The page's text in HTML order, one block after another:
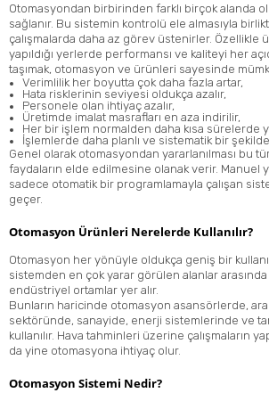
Otomasyondan birbirinden farklı birçok alanda
sağlanır. Bu sistemin kontrolü ele almasıyla
çalışmalarda daha az görev üstenirler. Özellikle
yapıldığı yerlerde performansı ve kaliteyi her
taşımak, otomasyon ve ürünleri sayesinde
Verimlilik her boyutta çok daha fazla artar,
Hata risklerinin seviyesi oldukça azalır,
Personele olan ihtiyaç azalır,
Üretimde imalat masrafları en aza indirilir,
Her bir işlem normalden daha kısa sürelerde
İşlemlerde daha planlı ve sistematik bir
Genel olarak otomasyondan yararlanılması bu
faydaların elde edilmesine olanak verir. Manuel
sadece otomatik bir programlamayla çalışan
geçer.
Otomasyon Ürünleri Nerelerde Kullanılır?
Otomasyon her yönüyle oldukça geniş bir
sistemden en çok yarar görülen alanlar
endüstriyel ortamlar yer alır.
Bunların haricinde otomasyon asansörlerde,
sektöründe, sanayide, enerji sistemlerinde ve
kullanılır. Hava tahminleri üzerine çalışmaların
da yine otomasyona ihtiyaç olur.
Otomasyon Sistemi Nedir?